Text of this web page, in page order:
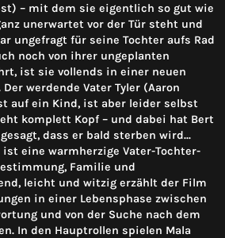
– mit dem sie eigentlich so gut wie
unerwartet vor der Tür steht und
ungefragt für seine Tochter aufs Rad
noch von ihrer ungeplanten
ist sie vollends in einer neuen
werdende Vater Tyler (Aaron
auf ein Kind, ist aber leider selbst
komplett Kopf – und dabei hat Bert
dass er bald sterben wird...
ist eine warmherzige Vater-Tochter-
Familie und
leicht und witzig erzählt der Film
in einer Lebensphase zwischen
und von der Suche nach dem
In den Hauptrollen spielen Mala